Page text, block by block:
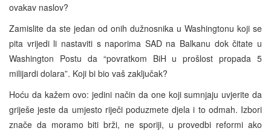
ovakav naslov?
Zamislite da ste jedan od onih dužnosnika u Washingtonu koji se
pita vrijedi li nastaviti s naporima SAD na Balkanu dok čitate u
Washington Postu da “povratkom BiH u prošlost propada 5
milijardi dolara”. Koji bi bio vaš zaključak?
Hoću da kažem ovo: jedini način da one koji sumnjaju uvjerite da
griješe jeste da umjesto riječi poduzmete djela i to odmah. Izbori
znače da moramo biti brži, ne sporiji, u provedbi reformi ako